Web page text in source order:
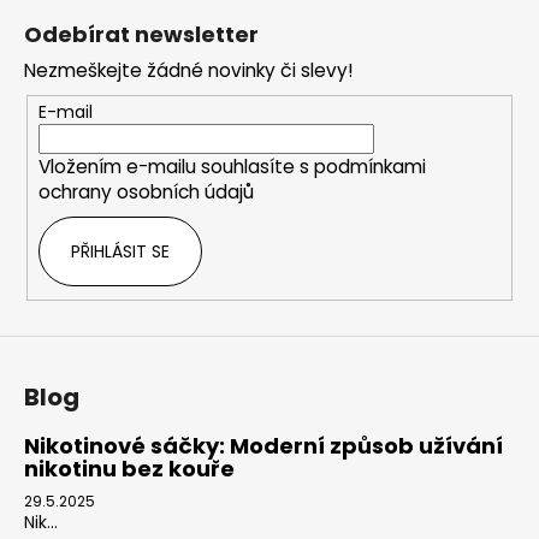
Odebírat newsletter
Nezmeškejte žádné novinky či slevy!
E-mail
Vložením e-mailu souhlasíte s podmínkami
ochrany osobních údajů
PŘIHLÁSIT SE
Blog
Nikotinové sáčky: Moderní způsob užívání
nikotinu bez kouře
29.5.2025
Nik...